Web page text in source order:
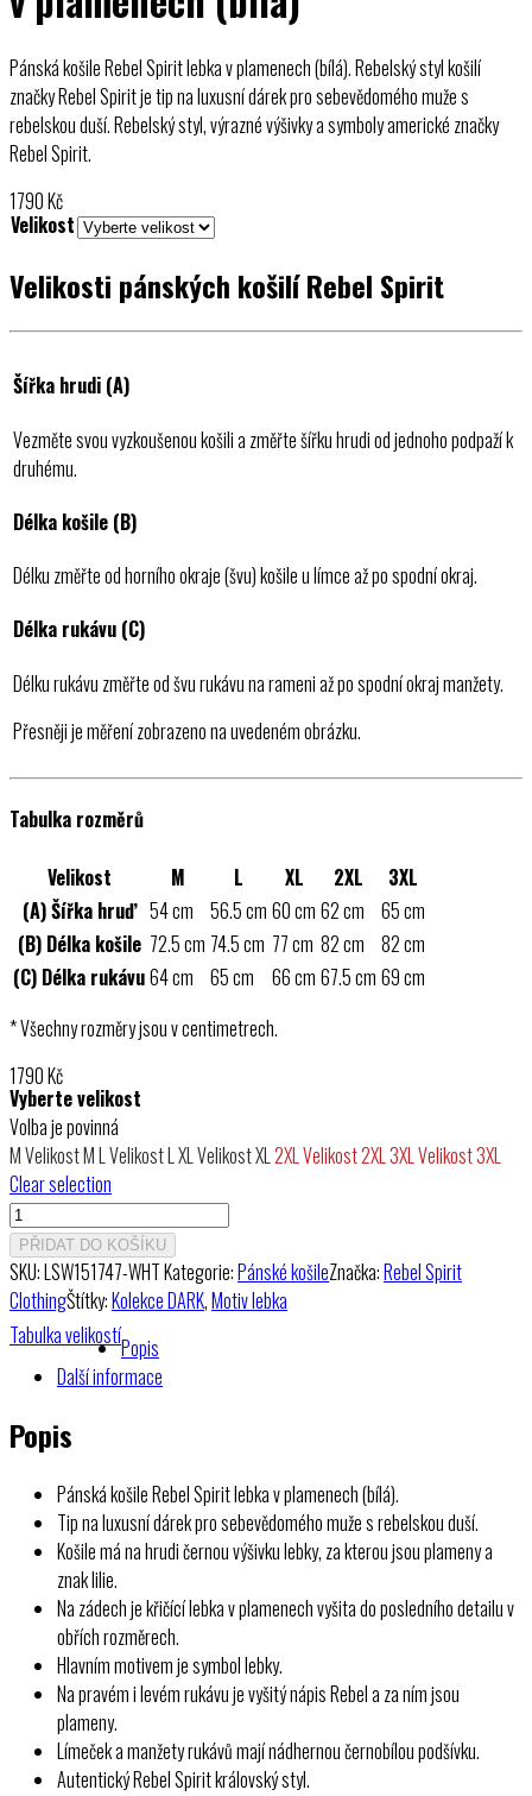
Pánská košile Rebel Spirit lebka v plamenech (bílá). Rebelský styl košilí
značky Rebel Spirit je tip na luxusní dárek pro sebevědomého muže s
rebelskou duší. Rebelský styl, výrazné výšivky a symboly americké značky
Rebel Spirit.
1790Kč
Velikost
Velikosti pánských košilí Rebel Spirit
Šířka hrudi (A)
Vezměte svou vyzkoušenou košili a změřte šířku hrudi od jednoho podpaží k
druhému.
Délka košile (B)
Délku změřte od horního okraje (švu) košile u límce až po spodní okraj.
Délka rukávu (C)
Délku rukávu změřte od švu rukávu na rameni až po spodní okraj manžety.
Přesněji je měření zobrazeno na uvedeném obrázku.
Tabulka rozměrů
Velikost M L XL 2XL
3XL
(A) Šířka hruď 54 cm 56.5 cm 60 cm 62 cm
65 cm
(B) Délka košile 72.5 cm 74.5 cm 77 cm 82 cm
82 cm
(C) Délka rukávu64 cm 65 cm 66 cm 67.5 cm 69 cm
* Všechny rozměry jsou v centimetrech.
1790Kč
Vyberte velikost
Volba je povinná
MVelikost ML Velikost L XL Velikost XL 2XL Velikost 2XL 3XL Velikost 3XL
Clear selection
Pánská
košile
Rebel
Spirit
lebka
v
plamenech
množství
PŘIDAT DO KOŠÍKU
SKU:LSW151747-WHTKategorie:Pánské košileZnačka:Rebel Spirit
ClothingŠtítky:Kolekce DARK,Motiv lebka
Tabulka velikostíPopis
Další informace
Popis
Pánská košile Rebel Spirit lebka v plamenech (bílá).
Tip na luxusní dárek pro sebevědomého muže s rebelskou duší.
Košile má na hrudi černou výšivku lebky, za kterou jsou plameny a
znak lilie.
Na zádech je křičící lebka v plamenech vyšita do posledního detailu v
obřích rozměrech.
Hlavním motivem je symbol lebky.
Na pravém i levém rukávu je vyšitý nápis Rebel a za ním jsou
plameny.
Límeček a manžety rukávů mají nádhernou černobílou podšívku.
Autentický Rebel Spirit královský styl.